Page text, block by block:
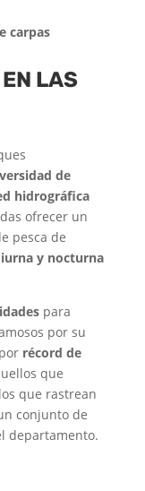
carpas
LAS
de
hidrográfica
ofrecer un
pesca de
y nocturna
para
por su
récord de
que
que rastrean
conjunto de
departamento.